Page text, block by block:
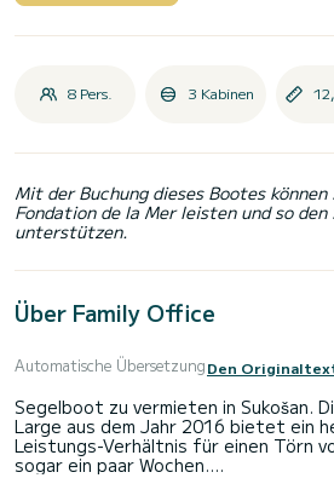
8 Pers. 3 Kabinen
Mit der Buchung dieses Bootes können
Fondation de la Mer leisten und so
unterstützen.
Über Family Office
Automatische ÜbersetzungDen
Segelboot zu vermieten in Sukošan.
Large aus dem Jahr 2016 bietet ein
Leistungs-Verhältnis für einen Törn
sogar ein paar Wochen.